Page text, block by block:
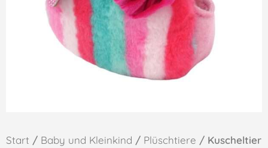
Start / Baby und Kleinkind / Plüschtiere / Kuscheltier